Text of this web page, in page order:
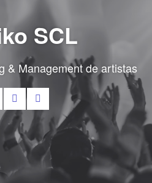
SCL
& Management de artistas